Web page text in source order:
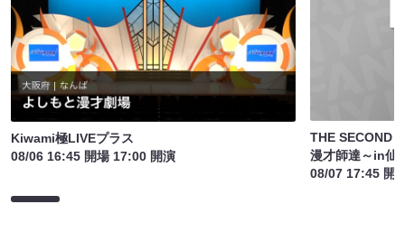
Kiwami極LIVEプラス
08/06 16:45 開場 17:00 開演
THE SECOND
漫才師達～in仙
08/07 17:45 開